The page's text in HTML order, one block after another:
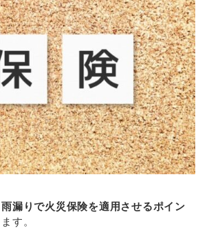
漏りで火災保険を適用させるポイン
す。